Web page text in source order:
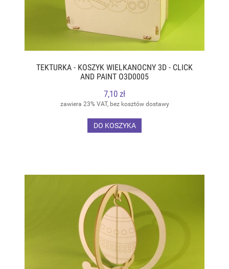
TEKTURKA - KOSZYK WIELKANOCNY 3D - CLICK
AND PAINT O3D0005
7,10 zł
zawiera 23% VAT, bez kosztów dostawy
DO KOSZYKA